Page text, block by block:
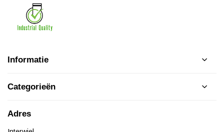
Informatie
Categorieën
Adres